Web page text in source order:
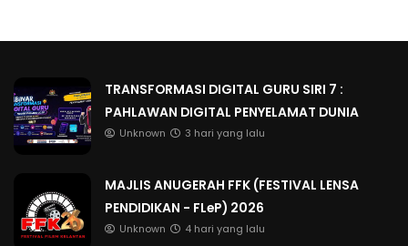
TRANSFORMASI DIGITAL GURU SIRI 7 :
PAHLAWAN DIGITAL PENYELAMAT DUNIA
Unknown 3 hari yang lalu
MAJLIS ANUGERAH FFK (FESTIVAL LENSA
PENDIDIKAN - FLeP) 2026
Unknown 4 hari yang lalu